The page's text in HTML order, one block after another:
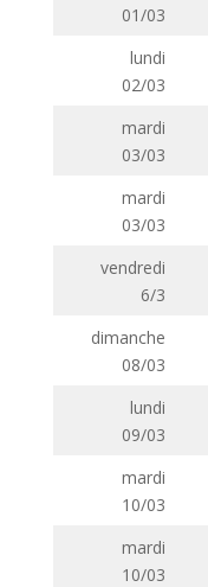
01/03
lundi
02/03
mardi
03/03
mardi
03/03
vendredi
6/3
dimanche
08/03
lundi
09/03
mardi
10/03
mardi
10/03